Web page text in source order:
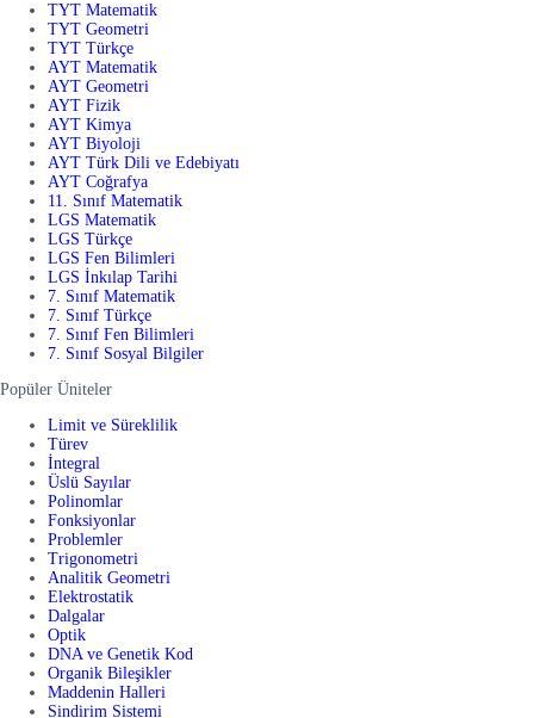
TYT Matematik
TYT Geometri
TYT Türkçe
AYT Matematik
AYT Geometri
AYT Fizik
AYT Kimya
AYT Biyoloji
AYT Türk Dili ve Edebiyatı
AYT Coğrafya
11. Sınıf Matematik
LGS Matematik
LGS Türkçe
LGS Fen Bilimleri
LGS İnkılap Tarihi
7. Sınıf Matematik
7. Sınıf Türkçe
7. Sınıf Fen Bilimleri
7. Sınıf Sosyal Bilgiler
Popüler Üniteler
Limit ve Süreklilik
Türev
İntegral
Üslü Sayılar
Polinomlar
Fonksiyonlar
Problemler
Trigonometri
Analitik Geometri
Elektrostatik
Dalgalar
Optik
DNA ve Genetik Kod
Organik Bileşikler
Maddenin Halleri
Sindirim Sistemi